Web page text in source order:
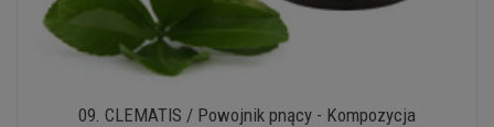
09. CLEMATIS / Powojnik pnący - Kompozycja